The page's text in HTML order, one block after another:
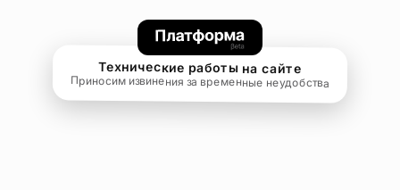
Технические работы на сайте
Приносим извинения за временные неудобства